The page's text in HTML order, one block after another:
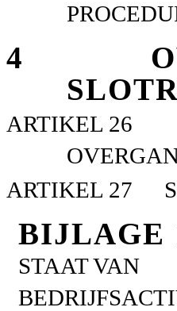
4
ARTIKEL 26
ARTIKEL 27
BIJLAGE
STAAT VAN